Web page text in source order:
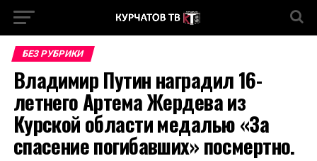
БЕЗ РУБРИКИ
Владимир Путин наградил 16-
летнего Артема Жердева из
Курской области медалью «За
спасение погибавших» посмертно.